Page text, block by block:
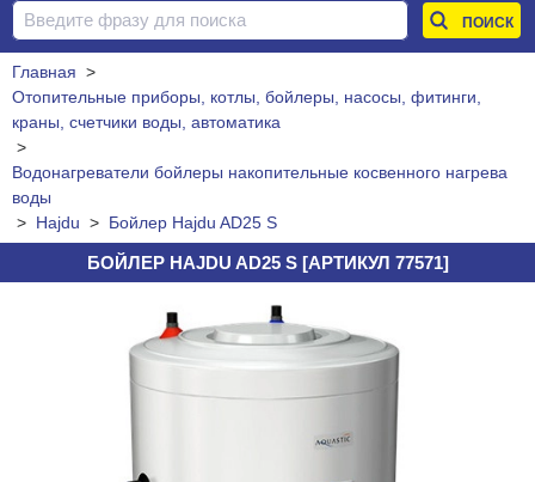
Главная >
Отопительные приборы, котлы, бойлеры, насосы, фитинги,
краны, счетчики воды, автоматика
>
Водонагреватели бойлеры накопительные косвенного нагрева
воды
> Hajdu > Бойлер Hajdu AD25 S
БОЙЛЕР HAJDU AD25 S [АРТИКУЛ 77571]